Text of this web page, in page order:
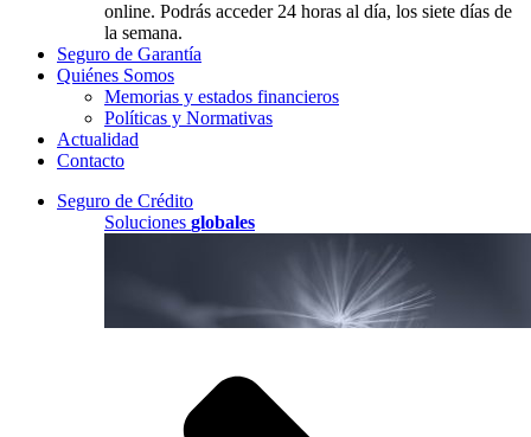
online. Podrás acceder 24 horas al día, los siete días de
la semana.
Seguro de Garantía
Quiénes Somos
Memorias y estados financieros
Políticas y Normativas
Actualidad
Contacto
Seguro de Crédito
Soluciones globales